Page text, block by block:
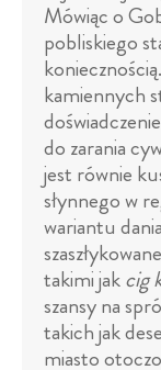
Mówiąc o
pobliskiego
kamiennych
do zarania
jest równie
słynnego w
wariantu
takimi jakcig
szansy na
takich jak
miasto